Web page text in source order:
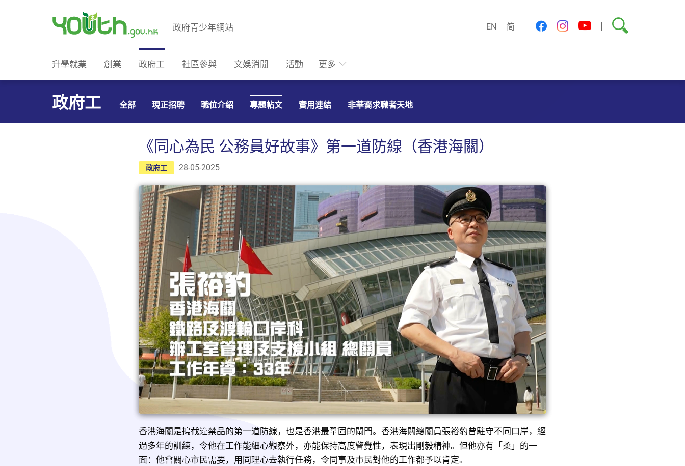
政府青少年網站 EN 简 facebookinstagram
youtube
搜尋
升學就業 創業 政府工 社區參與 文娛消閒 活動 更多
政府工 全部 現正招聘 職位介紹 專題帖文 實用連結 非華裔求職者天地
《同心為民 公務員好故事》第一道防線（香港海關）
政府工 28-05-2025
香港海關是搗截違禁品的第一道防線，也是香港最鞏固的閘門。香港海關總關員張裕豹曾駐守不同口岸，經
過多年的訓練，令他在工作能細心觀察外，亦能保持高度警覺性，表現出剛毅精神。但他亦有「柔」的一
面：他會關心市民需要，用同理心去執行任務，令同事及市民對他的工作都予以肯定。